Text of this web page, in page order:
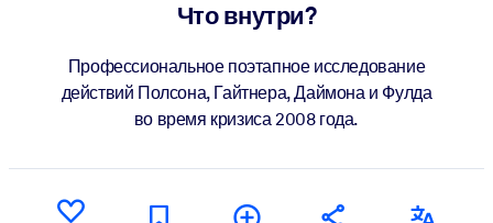
Что внутри?
Профессиональное поэтапное исследование
действий Полсона, Гайтнера, Даймона и Фулда
во время кризиса 2008 года.